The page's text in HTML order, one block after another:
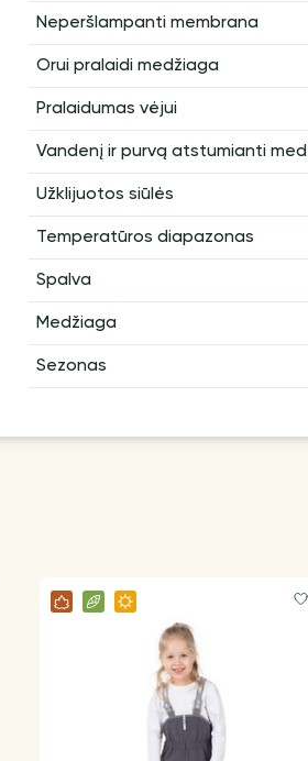
Neperšlampanti membrana
Orui pralaidi medžiaga
Pralaidumas vėjui
Vandenį ir purvą atstumianti
Užklijuotos siūlės
Temperatūros diapazonas
Spalva
Medžiaga
Sezonas